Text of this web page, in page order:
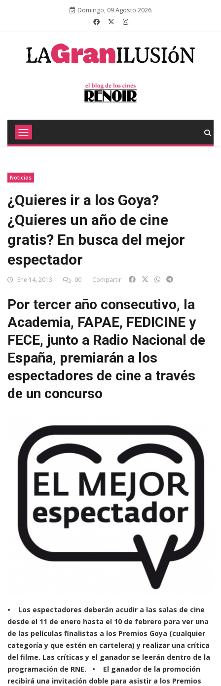
Domingo, 09 Agosto 2026
Noticias
¿Quieres ir a los Goya?
¿Quieres un año de cine
gratis? En busca del mejor
espectador
Ene 14, 2013 00 Compartir:
Por tercer año consecutivo, la
Academia, FAPAE, FEDICINE y
FECE, junto a Radio Nacional de
España, premiarán a los
espectadores de cine a través
de un concurso
• Los espectadores deberán acudir a las salas de cine
desde el 11 de enero hasta el 10 de febrero para ver una
de las películas finalistas a los Premios Goya (cualquier
categoría y que estén en cartelera) y realizar una crítica
del filme. Las críticas y el ganador se leerán dentro de la
programación de RNE.
• El ganador de la promoción
recibirá una invitación doble para asistir a los Premios